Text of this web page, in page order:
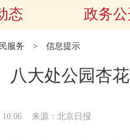
态 政务
服务 > 信息提示
八大处公园杏
10:06 来源：北京日报